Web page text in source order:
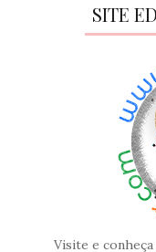
SITE
Visite e